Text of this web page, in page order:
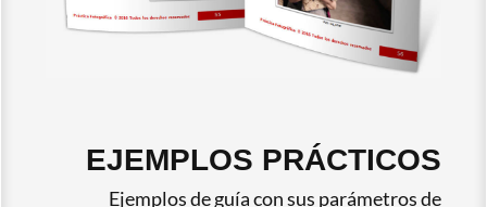
EJEMPLOS PRÁCTICOS
Ejemplos de guía con sus parámetros de